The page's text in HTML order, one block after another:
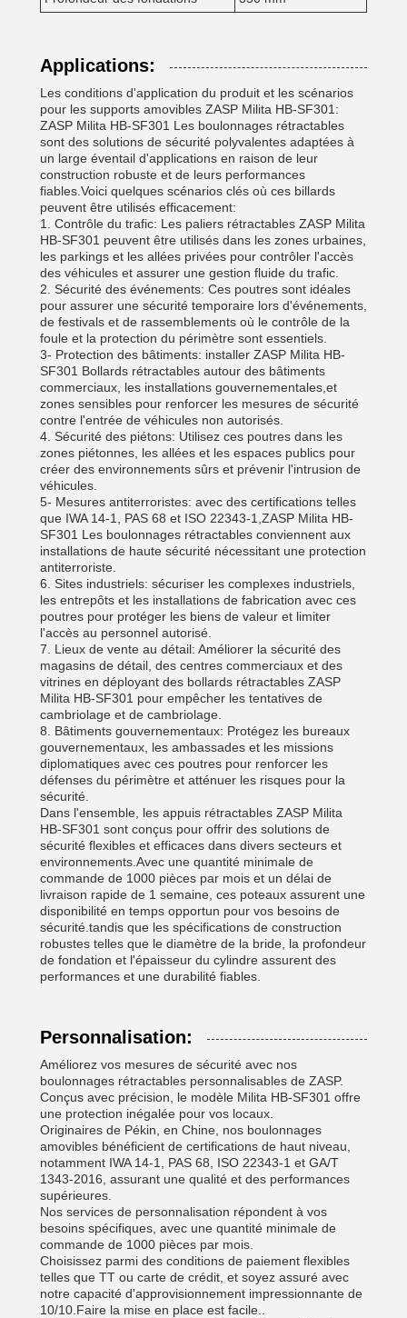
Applications:
Les conditions d'application du produit et les scénarios
pour les supports amovibles ZASP Milita HB-SF301:
ZASP Milita HB-SF301 Les boulonnages rétractables
sont des solutions de sécurité polyvalentes adaptées à
un large éventail d'applications en raison de leur
construction robuste et de leurs performances
fiables.Voici quelques scénarios clés où ces billards
peuvent être utilisés efficacement:
1. Contrôle du trafic: Les paliers rétractables ZASP Milita
HB-SF301 peuvent être utilisés dans les zones urbaines,
les parkings et les allées privées pour contrôler l'accès
des véhicules et assurer une gestion fluide du trafic.
2. Sécurité des événements: Ces poutres sont idéales
pour assurer une sécurité temporaire lors d'événements,
de festivals et de rassemblements où le contrôle de la
foule et la protection du périmètre sont essentiels.
3- Protection des bâtiments: installer ZASP Milita HB-
SF301 Bollards rétractables autour des bâtiments
commerciaux, les installations gouvernementales,et
zones sensibles pour renforcer les mesures de sécurité
contre l'entrée de véhicules non autorisés.
4. Sécurité des piétons: Utilisez ces poutres dans les
zones piétonnes, les allées et les espaces publics pour
créer des environnements sûrs et prévenir l'intrusion de
véhicules.
5- Mesures antiterroristes: avec des certifications telles
que IWA 14-1, PAS 68 et ISO 22343-1,ZASP Milita HB-
SF301 Les boulonnages rétractables conviennent aux
installations de haute sécurité nécessitant une protection
antiterroriste.
6. Sites industriels: sécuriser les complexes industriels,
les entrepôts et les installations de fabrication avec ces
poutres pour protéger les biens de valeur et limiter
l'accès au personnel autorisé.
7. Lieux de vente au détail: Améliorer la sécurité des
magasins de détail, des centres commerciaux et des
vitrines en déployant des bollards rétractables ZASP
Milita HB-SF301 pour empêcher les tentatives de
cambriolage et de cambriolage.
8. Bâtiments gouvernementaux: Protégez les bureaux
gouvernementaux, les ambassades et les missions
diplomatiques avec ces poutres pour renforcer les
défenses du périmètre et atténuer les risques pour la
sécurité.
Dans l'ensemble, les appuis rétractables ZASP Milita
HB-SF301 sont conçus pour offrir des solutions de
sécurité flexibles et efficaces dans divers secteurs et
environnements.Avec une quantité minimale de
commande de 1000 pièces par mois et un délai de
livraison rapide de 1 semaine, ces poteaux assurent une
disponibilité en temps opportun pour vos besoins de
sécurité.tandis que les spécifications de construction
robustes telles que le diamètre de la bride, la profondeur
de fondation et l'épaisseur du cylindre assurent des
performances et une durabilité fiables.
Personnalisation:
Améliorez vos mesures de sécurité avec nos
boulonnages rétractables personnalisables de ZASP.
Conçus avec précision, le modèle Milita HB-SF301 offre
une protection inégalée pour vos locaux.
Originaires de Pékin, en Chine, nos boulonnages
amovibles bénéficient de certifications de haut niveau,
notamment IWA 14-1, PAS 68, ISO 22343-1 et GA/T
1343-2016, assurant une qualité et des performances
supérieures.
Nos services de personnalisation répondent à vos
besoins spécifiques, avec une quantité minimale de
commande de 1000 pièces par mois.
Choisissez parmi des conditions de paiement flexibles
telles que TT ou carte de crédit, et soyez assuré avec
notre capacité d'approvisionnement impressionnante de
10/10.Faire la mise en place est facile..